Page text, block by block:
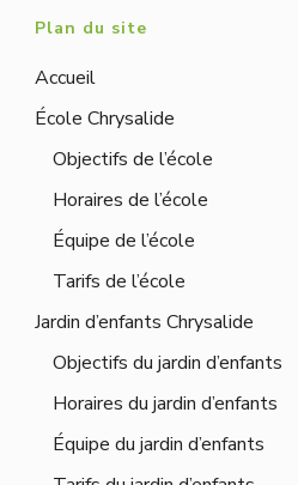
Plan du site
Accueil
École Chrysalide
Objectifs de l’école
Horaires de l’école
Équipe de l’école
Tarifs de l’école
Jardin d’enfants Chrysalide
Objectifs du jardin d’enfants
Horaires du jardin d’enfants
Équipe du jardin d’enfants